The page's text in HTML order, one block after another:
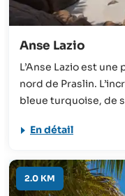
Anse Lazio
L’Anse Lazio est
nord de Praslin.
bleue turquoise, de
des plus belles des
top 10 des plus
En détail
2.0 KM